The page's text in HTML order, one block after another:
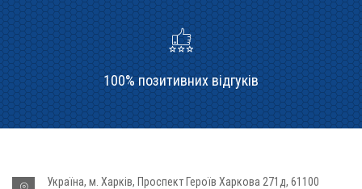
100% позитивних відгуків
Україна, м. Харків, Проспект Героїв Харкова 271д, 61100